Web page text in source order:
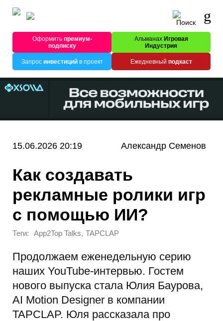
Оформитьпремиум-
подписку
Альманах Игровая
Индустрия
Запрос инвестицийв проект Ежедневный подкаст
15.06.2026 20:19 Александр Семенов
Как создавать
рекламные ролики игр
с помощью ИИ?
Теги: App2Top Talks, TAPCLAP
Продолжаем еженедельную серию
наших YouTube-интервью. Гостем
нового выпуска стала Юлия Баурова,
AI Motion Designer в компании
TAPCLAP. Юля рассказала про